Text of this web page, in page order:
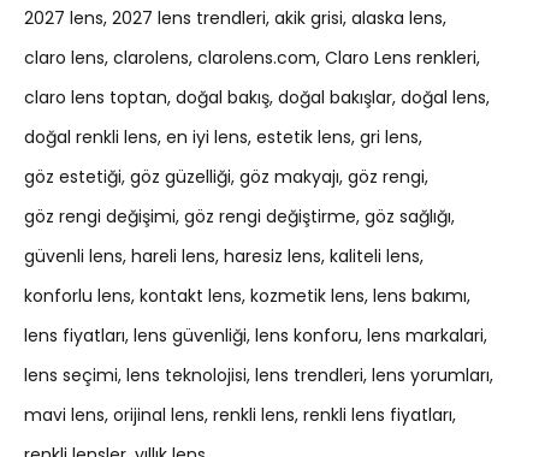
2027 lens 2027 lens trendleri akik grisi alaska lens
claro lens clarolens clarolens.com Claro Lens renkleri
claro lens toptan doğal bakış doğal bakışlar doğal lens
doğal renkli lens en iyi lens estetik lens gri lens
göz estetiği göz güzelliği göz makyajı göz rengi
göz rengi değişimi göz rengi değiştirme göz sağlığı
güvenli lens hareli lens haresiz lens kaliteli lens
konforlu lens kontakt lens kozmetik lens lens bakımı
lens fiyatları lens güvenliği lens konforu lens markalari
lens seçimi lens teknolojisi lens trendleri lens yorumları
mavi lens orijinal lens renkli lens renkli lens fiyatları